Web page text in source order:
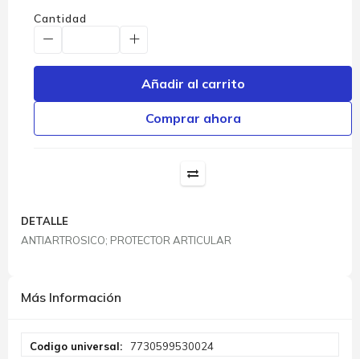
Cantidad
Añadir al carrito
Comprar ahora
DETALLE
ANTIARTROSICO; PROTECTOR ARTICULAR
Más Información
Información
7730599530024